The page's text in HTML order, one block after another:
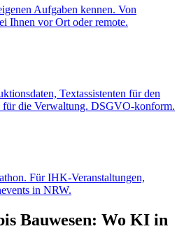
Aufgaben kennen. Von
Ihnen vor Ort oder remote.
Textassistenten für den
für die Verwaltung. DSGVO-konform.
Für IHK-Veranstaltungen,
in NRW.
Bauwesen: Wo KI in